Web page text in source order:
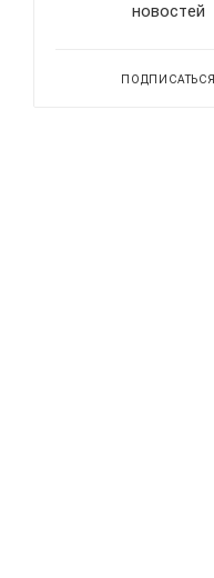
новостей
ПОДПИСАТЬСЯ